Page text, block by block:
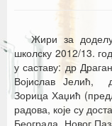
Летопис Матице
Гласник Матице
Е-издања
Жири за
школску 2012/13.
у саставу: др
Војислав Јелић,
Зорица Хаџић
радова, које су
Београда, Новог